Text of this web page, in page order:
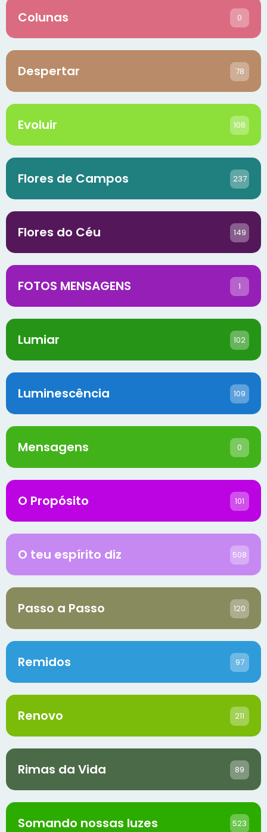
Colunas 0
Despertar 78
Evoluir 106
Flores de Campos 237
Flores do Céu 149
FOTOS MENSAGENS 1
Lumiar 102
Luminescência 109
Mensagens 0
O Propósito 101
O teu espírito diz 508
Passo a Passo 120
Remidos 97
Renovo 211
Rimas da Vida 89
Somando nossas luzes 523